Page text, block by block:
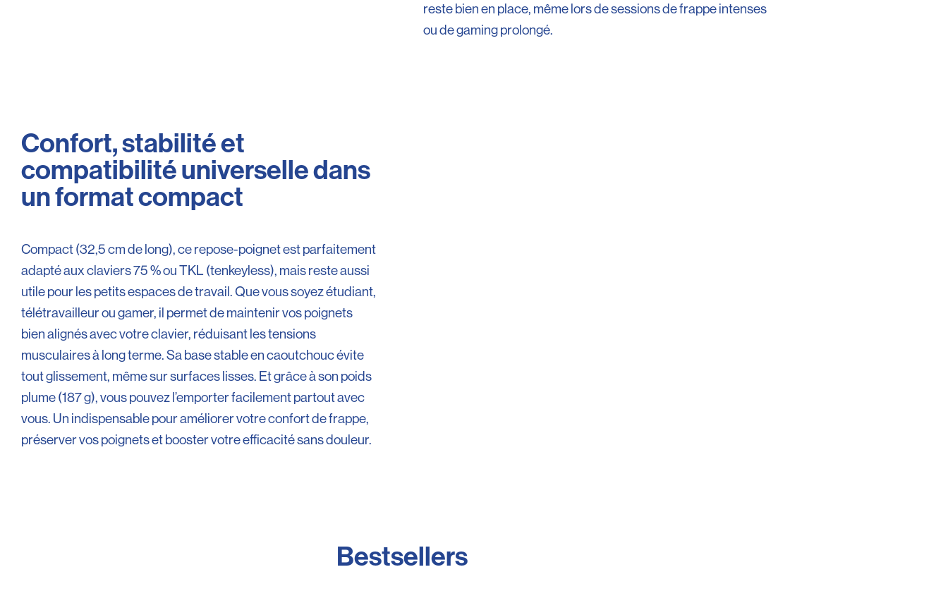
reste bien en place, même lors de sessions de frappe intenses
ou de gaming prolongé.
Confort, stabilité et
compatibilité universelle dans
un format compact
Compact (32,5 cm de long), ce repose-poignet est parfaitement
adapté aux claviers 75 % ou TKL (tenkeyless), mais reste aussi
utile pour les petits espaces de travail. Que vous soyez étudiant,
télétravailleur ou gamer, il permet de maintenir vos poignets
bien alignés avec votre clavier, réduisant les tensions
musculaires à long terme. Sa base stable en caoutchouc évite
tout glissement, même sur surfaces lisses. Et grâce à son poids
plume (187 g), vous pouvez l’emporter facilement partout avec
vous. Un indispensable pour améliorer votre confort de frappe,
préserver vos poignets et booster votre efficacité sans douleur.
Bestsellers